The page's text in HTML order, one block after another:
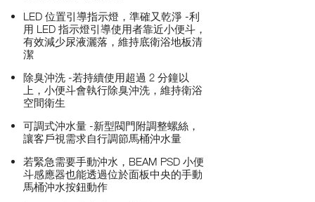
LED 位置引導指示燈，準確又乾淨 -利
用 LED 指示燈引導使用者靠近小便斗，
有效減少尿液灑落，維持底衛浴地板清
潔
除臭沖洗 -若持續使用超過 2 分鐘以
上，小便斗會執行除臭沖洗，維持衛浴
空間衛生
可調式沖水量 -新型閥門附調整螺絲，
讓客戶視需求自行調節馬桶沖水量
若緊急需要手動沖水，BEAM PSD 小便
斗感應器也能透過位於面板中央的手動
馬桶沖水按鈕動作